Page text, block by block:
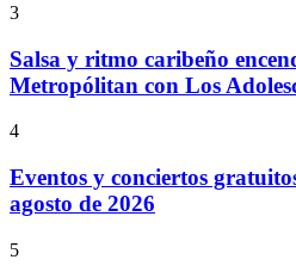
3
Salsa y ritmo caribeño
Metropólitan con Los
4
Eventos y conciertos
agosto de 2026
5